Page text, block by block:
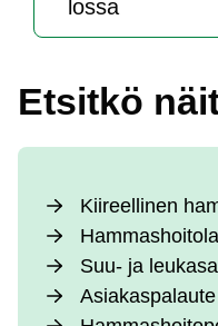
los­sa
Et­sit­kö
Kii­reel­li­nen
Suu- ja
Asia­kas­pa­lau­te